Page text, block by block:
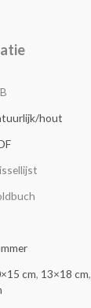
hout
cm, 13×18 cm,